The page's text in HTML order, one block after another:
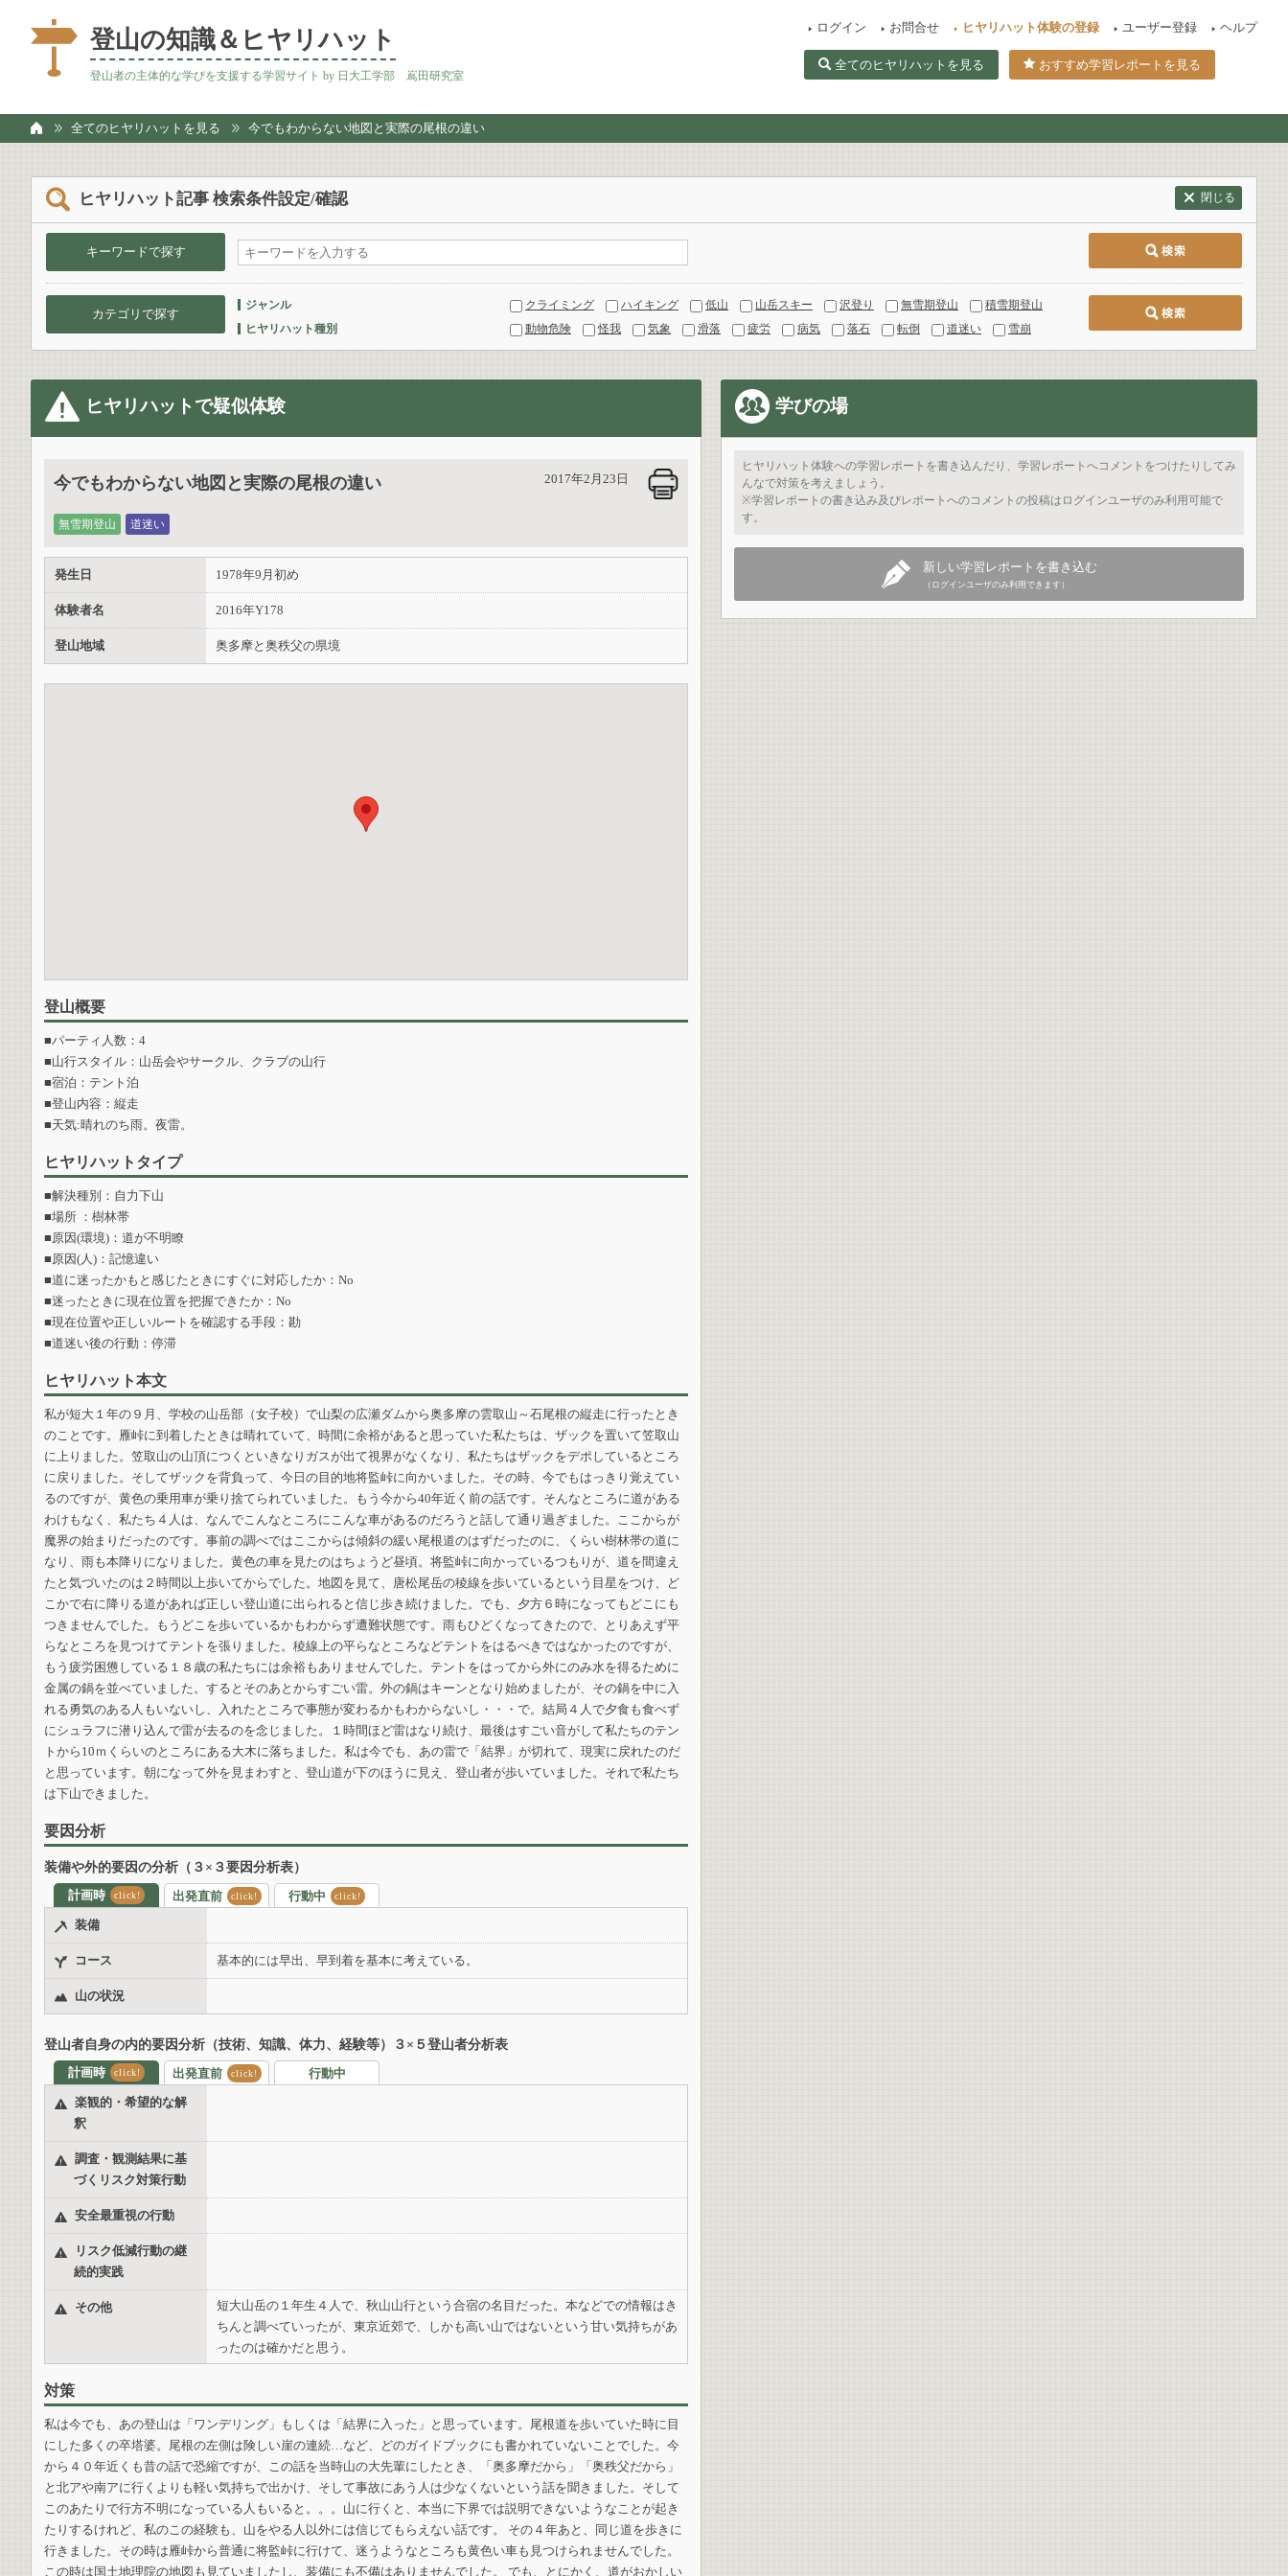
登山の知識＆ヒヤリハット
登山者の主体的な学びを支援する学習サイト by 日大工学部 嶌田研究室
ログイン お問合せ ヒヤリハット体験の登録 ユーザー登録 ヘルプ
全てのヒヤリハットを見る おすすめ学習レポートを見る
全てのヒヤリハットを見る 今でもわからない地図と実際の尾根の違い
ヒヤリハット記事 検索条件設定/確認 閉じる
キーワードで探す
カテゴリで探す
ジャンル クライミング ハイキング 低山 山岳スキー 沢登り 無雪期登山
積雪期登山
ヒヤリハット種別
動物危険 怪我 気象 滑落 疲労 病気 落石 転倒 道迷い 雪崩
ヒヤリハットで疑似体験
今でもわからない地図と実際の尾根の違い 2017年2月23日
無雪期登山 道迷い
発生日 1978年9月初め
体験者名 2016年Y178
登山地域 奥多摩と奥秩父の県境
登山概要
■パーティ人数：4
■山行スタイル：山岳会やサークル、クラブの山行
■宿泊：テント泊
■登山内容：縦走
■天気:晴れのち雨。夜雷。
ヒヤリハットタイプ
■解決種別：自力下山
■場所 ：樹林帯
■原因(環境)：道が不明瞭
■原因(人)：記憶違い
■道に迷ったかもと感じたときにすぐに対応したか：No
■迷ったときに現在位置を把握できたか：No
■現在位置や正しいルートを確認する手段：勘
■道迷い後の行動：停滞
ヒヤリハット本文
私が短大１年の９月、学校の山岳部（女子校）で山梨の広瀬ダムから奥多摩の雲取山～石尾根の縦走に行ったとき
のことです。雁峠に到着したときは晴れていて、時間に余裕があると思っていた私たちは、ザックを置いて笠取山
に上りました。笠取山の山頂につくといきなりガスが出て視界がなくなり、私たちはザックをデポしているところ
に戻りました。そしてザックを背負って、今日の目的地将監峠に向かいました。その時、今でもはっきり覚えてい
るのですが、黄色の乗用車が乗り捨てられていました。もう今から40年近く前の話です。そんなところに道がある
わけもなく、私たち４人は、なんでこんなところにこんな車があるのだろうと話して通り過ぎました。ここからが
魔界の始まりだったのです。事前の調べではここからは傾斜の緩い尾根道のはずだったのに、くらい樹林帯の道に
なり、雨も本降りになりました。黄色の車を見たのはちょうど昼頃。将監峠に向かっているつもりが、道を間違え
たと気づいたのは２時間以上歩いてからでした。地図を見て、唐松尾岳の稜線を歩いているという目星をつけ、ど
こかで右に降りる道があれば正しい登山道に出られると信じ歩き続けました。でも、夕方６時になってもどこにも
つきませんでした。もうどこを歩いているかもわからず遭難状態です。雨もひどくなってきたので、とりあえず平
らなところを見つけてテントを張りました。稜線上の平らなところなどテントをはるべきではなかったのですが、
もう疲労困憊している１８歳の私たちには余裕もありませんでした。テントをはってから外にのみ水を得るために
金属の鍋を並べていました。するとそのあとからすごい雷。外の鍋はキーンとなり始めましたが、その鍋を中に入
れる勇気のある人もいないし、入れたところで事態が変わるかもわからないし・・・で。結局４人で夕食も食べず
にシュラフに潜り込んで雷が去るのを念じました。１時間ほど雷はなり続け、最後はすごい音がして私たちのテン
トから10ｍくらいのところにある大木に落ちました。私は今でも、あの雷で「結界」が切れて、現実に戻れたのだ
と思っています。朝になって外を見まわすと、登山道が下のほうに見え、登山者が歩いていました。それで私たち
は下山できました。
要因分析
装備や外的要因の分析（３×３要因分析表）
計画時
click! 出発直前 click! 行動中 click!
装備
コース 基本的には早出、早到着を基本に考えている。
山の状況
登山者自身の内的要因分析（技術、知識、体力、経験等）３×５登山者分析表
計画時
click! 出発直前 click!
行動中
楽観的・希望的な解
釈
調査・観測結果に基
づくリスク対策行動
安全最重視の行動
リスク低減行動の継
続的実践
その他
短大山岳の１年生４人で、秋山山行という合宿の名目だった。本などでの情報はき
ちんと調べていったが、東京近郊で、しかも高い山ではないという甘い気持ちがあ
ったのは確かだと思う。
対策
私は今でも、あの登山は「ワンデリング」もしくは「結界に入った」と思っています。尾根道を歩いていた時に目
にした多くの卒塔婆。尾根の左側は険しい崖の連続…など、どのガイドブックにも書かれていないことでした。今
から４０年近くも昔の話で恐縮ですが、この話を当時山の大先輩にしたとき、「奥多摩だから」「奥秩父だから」
と北アや南アに行くよりも軽い気持ちで出かけ、そして事故にあう人は少なくないという話を聞きました。そして
このあたりで行方不明になっている人もいると。。。山に行くと、本当に下界では説明できないようなことが起き
たりするけれど、私のこの経験も、山をやる人以外には信じてもらえない話です。 その４年あと、同じ道を歩きに
行きました。その時は雁峠から普通に将監峠に行けて、迷うようなところも黄色い車も見つけられませんでした。
この時は国土地理院の地図も見ていましたし、装備にも不備はありませんでした。 でも、とにかく、道がおかしい
学びの場
ヒヤリハット体験への学習レポートを書き込んだり、学習レポートへコメントをつけたりしてみ
んなで対策を考えましょう。
※学習レポートの書き込み及びレポートへのコメントの投稿はログインユーザのみ利用可能で
す。
新しい学習レポートを書き込む
（ログインユーザのみ利用できます）